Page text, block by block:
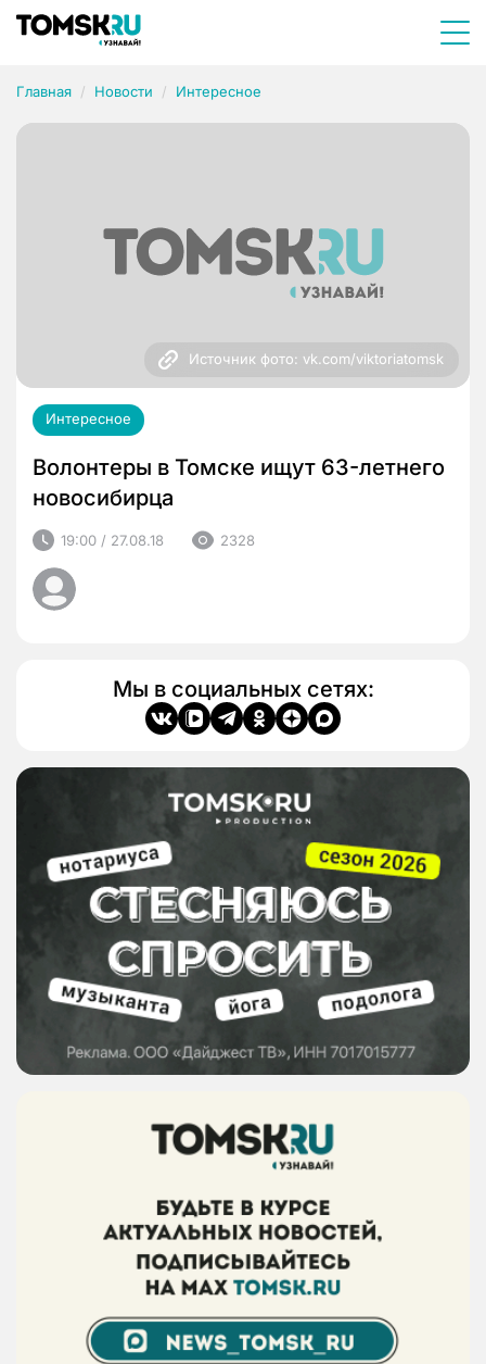
Главная Новости Интересное
Источник фото: vk.com/viktoriatomsk
Интересное
Волонтеры в Томске ищут 63-летнего
новосибирца
19:00 / 27.08.18 2328
Мы в социальных сетях: